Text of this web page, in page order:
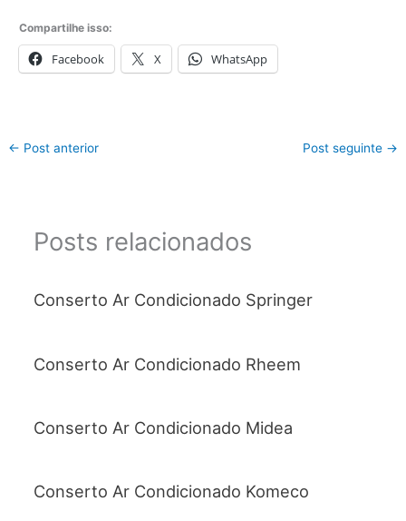
Compartilhe isso:
Facebook X WhatsApp
← Post anterior Post seguinte →
Posts relacionados
Conserto Ar Condicionado Springer
Conserto Ar Condicionado Rheem
Conserto Ar Condicionado Midea
Conserto Ar Condicionado Komeco